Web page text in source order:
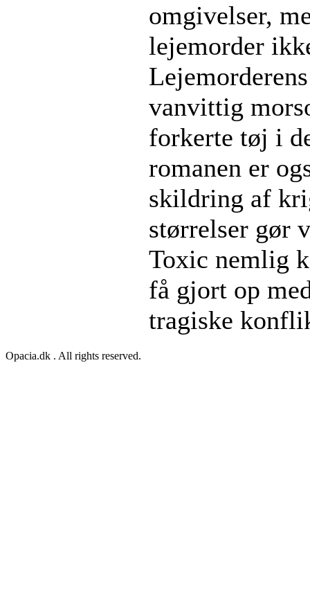
omgivelser,
lejemorder
vanvittig
forkerte tøj i
romanen er
skildring af
størrelser gør
Toxic nemlig
få gjort op
tragiske
Opacia.dk . All rights reserved.